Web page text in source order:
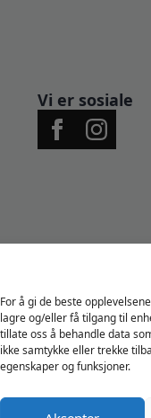
For å gi de beste
lagre og/eller få tilgang til
tillate oss å behandle data
ikke samtykke eller trekke
egenskaper og funksjoner.
Vi er sosiale